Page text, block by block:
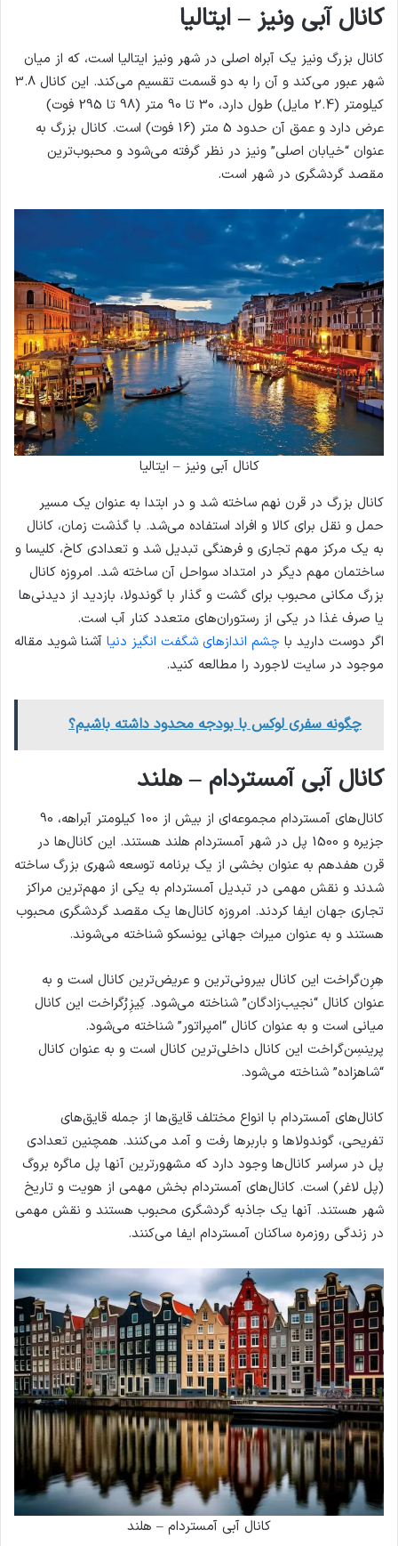
کانال آبی ونیز – ایتالیا
کانال بزرگ ونیز یک آبراه اصلی در شهر ونیز ایتالیا است، که از میان
شهر عبور می‌کند و آن را به دو قسمت تقسیم می‌کند. این کانال 3.8
کیلومتر (2.4 مایل) طول دارد، 30 تا 90 متر (98 تا 295 فوت)
عرض دارد و عمق آن حدود 5 متر (16 فوت) است. کانال بزرگ به
عنوان “خیابان اصلی” ونیز در نظر گرفته می‌شود و محبوب‌ترین
مقصد گردشگری در شهر است.
کانال آبی ونیز – ایتالیا
کانال بزرگ در قرن نهم ساخته شد و در ابتدا به عنوان یک مسیر
حمل و نقل برای کالا و افراد استفاده می‌شد. با گذشت زمان، کانال
به یک مرکز مهم تجاری و فرهنگی تبدیل شد و تعدادی کاخ، کلیسا و
ساختمان مهم دیگر در امتداد سواحل آن ساخته شد. امروزه کانال
بزرگ مکانی محبوب برای گشت و گذار با گوندولا، بازدید از دیدنی‌ها
یا صرف غذا در یکی از رستوران‌های متعدد کنار آب است.
اگر دوست دارید با چشم اندازهای شگفت انگیز دنیا آشنا شوید مقاله
موجود در سایت لاجورد را مطالعه کنید.
چگونه سفری لوکس با بودجه محدود داشته باشیم؟
کانال آبی آمستردام – هلند
کانال‌های آمستردام مجموعه‌ای از بیش از 100 کیلومتر آبراهه، 90
جزیره و 1500 پل در شهر آمستردام هلند هستند. این کانال‌ها در
قرن هفدهم به عنوان بخشی از یک برنامه توسعه شهری بزرگ ساخته
شدند و نقش مهمی در تبدیل آمستردام به یکی از مهم‌ترین مراکز
تجاری جهان ایفا کردند. امروزه کانال‌ها یک مقصد گردشگری محبوب
هستند و به عنوان میراث جهانی یونسکو شناخته می‌شوند.
هِرِن‌گراخت این کانال بیرونی‌ترین و عریض‌ترین کانال است و به
عنوان کانال “نجیب‌زادگان” شناخته می‌شود. کِیزِرُگراخت این کانال
میانی است و به عنوان کانال “امپراتور” شناخته می‌شود.
پرینسِن‌گراخت این کانال داخلی‌ترین کانال است و به عنوان کانال
“شاهزاده” شناخته می‌شود.
کانال‌های آمستردام با انواع مختلف قایق‌ها از جمله قایق‌های
تفریحی، گوندولاها و باربرها رفت و آمد می‌کنند. همچنین تعدادی
پل در سراسر کانال‌ها وجود دارد که مشهورترین آنها پل ماگره بروگ
(پل لاغر) است. کانال‌های آمستردام بخش مهمی از هویت و تاریخ
شهر هستند. آنها یک جاذبه گردشگری محبوب هستند و نقش مهمی
در زندگی روزمره ساکنان آمستردام ایفا می‌کنند.
کانال آبی آمستردام – هلند